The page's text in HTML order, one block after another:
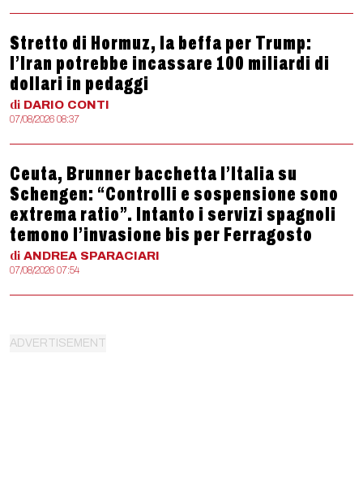
Stretto di Hormuz, la beffa per Trump:
l’Iran potrebbe incassare 100 miliardi di
dollari in pedaggi
di DARIO CONTI
07/08/2026 08:37
Ceuta, Brunner bacchetta l’Italia su
Schengen: “Controlli e sospensione sono
extrema ratio”. Intanto i servizi spagnoli
temono l’invasione bis per Ferragosto
di ANDREA SPARACIARI
07/08/2026 07:54